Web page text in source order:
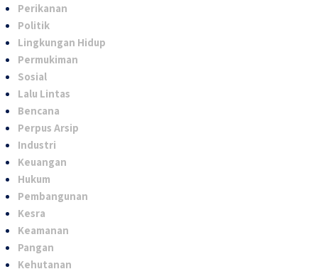
Perikanan
Politik
Lingkungan Hidup
Permukiman
Sosial
Lalu Lintas
Bencana
Perpus Arsip
Industri
Keuangan
Hukum
Pembangunan
Kesra
Keamanan
Pangan
Kehutanan